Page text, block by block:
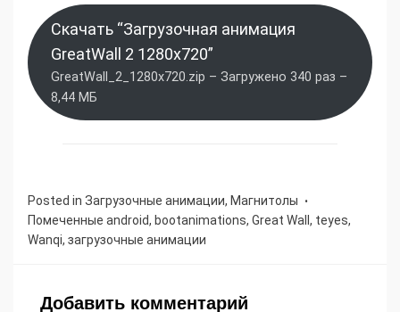
Скачать “Загрузочная анимация
GreatWall 2 1280x720”
GreatWall_2_1280x720.zip – Загружено 340 раз –
8,44 МБ
Posted in Загрузочные анимации, Магнитолы
Помеченные android, bootanimations, Great Wall , teyes,
Wanqi, загрузочные анимации
Добавить комментарий